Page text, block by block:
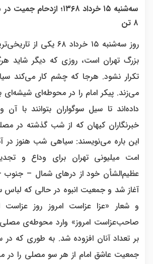
سه‌شنبه ۱۵ خرداد ۱۳۶۸؛
۸ تن
روز سه‌شنبه ۱۵ خرداد ۶۸
بزرگ تهران است، روزی که دیگر شاید
تکرار نشود. هرجا که چشم کار می‌کند
می‌زند. پیکر امام را در محوطه‌ای شیشه‌ای
داده‌اند تا سیل سوگواران بتوانند با
خبرنگاران کیهان که از شب گذشته در
این باره می‌نویسند: سیاهی شب هنوز در
امت میلیونی تهران برای وداع و
عظیم‌الشأن خود از درهای شمال –
آغاز شد و جمعیت انبوه در حالی که لباس
و شعار «عزا عزاست امروز روز عزاست
صاحب‌عزاست امروز» وارد محوطه‌ی مصلی
بر تعداد آنان افزوده شد. به طوری که
جمعیت عاشق امام از هر سو مصلی را در